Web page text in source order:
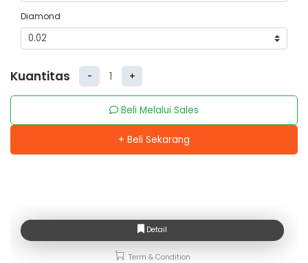
Diamond
Kuantitas - +
Beli Melalui Sales
+ Beli Sekarang
Detail
Term & Condition